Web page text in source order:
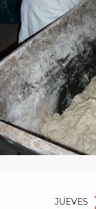
JUEVES